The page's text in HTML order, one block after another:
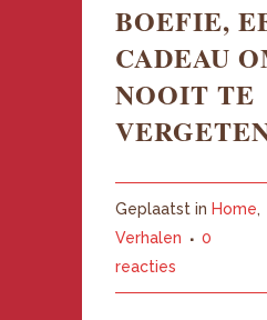
BOEFIE,
CADEAU
NOOIT TE
Geplaatst in Home,
Verhalen
0
reacties